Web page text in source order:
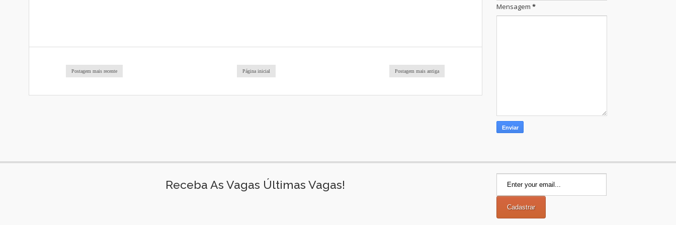
Postagem mais recente Postagem mais antiga
Página inicial
Mensagem *
Receba As Vagas Últimas Vagas!